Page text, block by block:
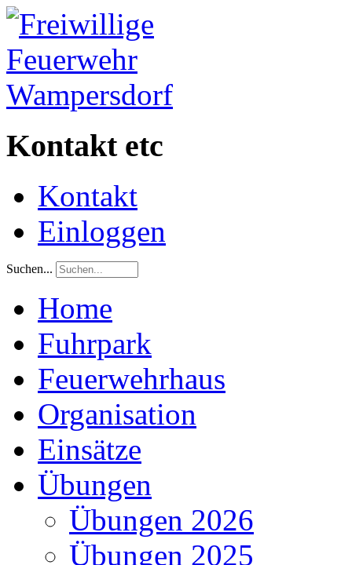
Kontakt etc
Kontakt
Einloggen
Suchen...
Home
Fuhrpark
Feuerwehrhaus
Organisation
Einsätze
Übungen
Übungen 2026
Übungen 2025